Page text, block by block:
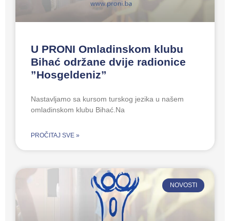
U PRONI Omladinskom klubu
Bihać održane dvije radionice
”Hosgeldeniz”
Nastavljamo sa kursom turskog jezika u našem
omladinskom klubu Bihać.Na
PROČITAJ SVE »
NOVOSTI